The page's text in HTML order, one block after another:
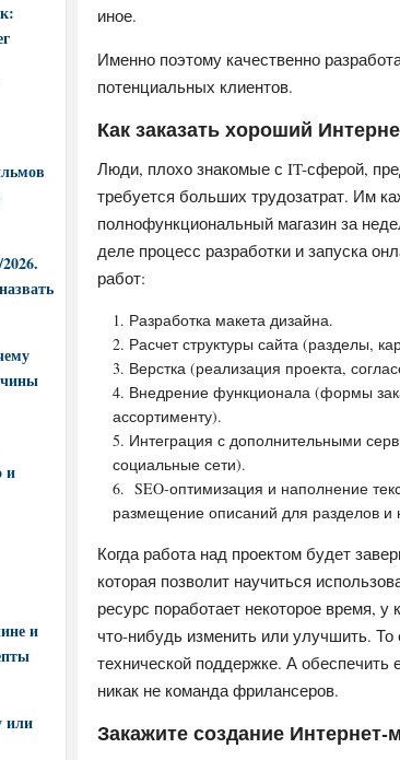
иное.
Именно поэтому качественно
потенциальных клиентов.
Как заказать хороший
Люди, плохо знакомые с IT-сферой,
требуется больших трудозатрат. Им
полнофункциональный магазин за
деле процесс разработки и запуска
работ:
Разработка макета дизайна.
Расчет структуры сайта (разделы,
Верстка (реализация проекта,
Внедрение функционала (формы
ассортименту).
Интеграция с дополнительными
социальные сети).
SEO-оптимизация и наполнение
размещение описаний для разделов и
Когда работа над проектом будет
которая позволит научиться
ресурс поработает некоторое время,
что-нибудь изменить или улучшить.
технической поддержке. А обеспечить
никак не команда фрилансеров.
Закажите создание Интернет-
и
и
или